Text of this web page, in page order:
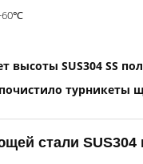
высоты SUS304 SS
почистило
стали